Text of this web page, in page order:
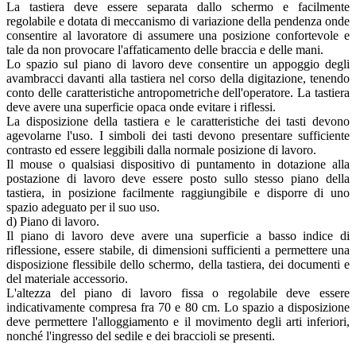
La tastiera deve essere separata dallo schermo e facilmente
regolabile e dotata di meccanismo di variazione della pendenza onde
consentire al lavoratore di assumere una posizione confortevole e
tale da non provocare l'affaticamento delle braccia e delle mani.
Lo spazio sul piano di lavoro deve consentire un appoggio degli
avambracci davanti alla tastiera nel corso della digitazione, tenendo
conto delle caratteristiche antropometriche dell'operatore. La tastiera
deve avere una superficie opaca onde evitare i riflessi.
La disposizione della tastiera e le caratteristiche dei tasti devono
agevolarne l'uso. I simboli dei tasti devono presentare sufficiente
contrasto ed essere leggibili dalla normale posizione di lavoro.
Il mouse o qualsiasi dispositivo di puntamento in dotazione alla
postazione di lavoro deve essere posto sullo stesso piano della
tastiera, in posizione facilmente raggiungibile e disporre di uno
spazio adeguato per il suo uso.
d) Piano di lavoro.
Il piano di lavoro deve avere una superficie a basso indice di
riflessione, essere stabile, di dimensioni sufficienti a permettere una
disposizione flessibile dello schermo, della tastiera, dei documenti e
del materiale accessorio.
L'altezza del piano di lavoro fissa o regolabile deve essere
indicativamente compresa fra 70 e 80 cm. Lo spazio a disposizione
deve permettere l'alloggiamento e il movimento degli arti inferiori,
nonché l'ingresso del sedile e dei braccioli se presenti.